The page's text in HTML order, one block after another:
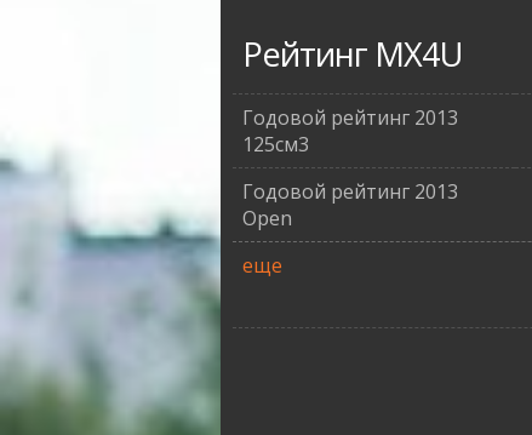
Рейтинг MX4U
Годовой рейтинг 2013
125см3
Годовой рейтинг 2013
Open
еще